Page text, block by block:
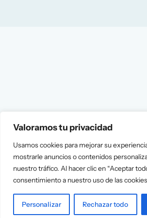
Valoramos tu privacidad
Usamos cookies para mejorar su
mostrarle anuncios o contenidos
nuestro tráfico. Al hacer clic en “Aceptar
consentimiento a nuestro uso de las
Personalizar Rechazar todo
Services